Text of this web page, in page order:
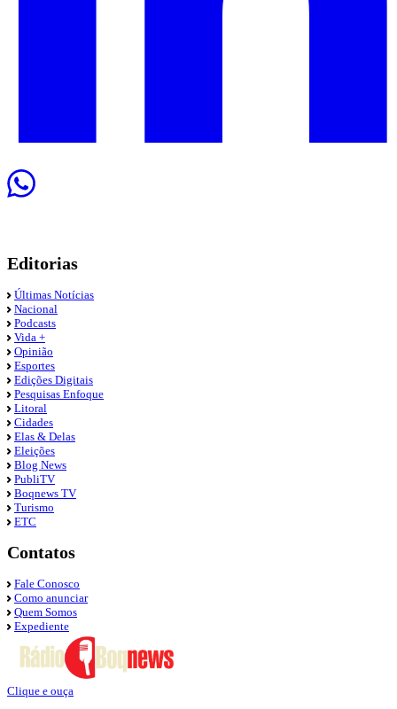
Editorias
Últimas Notícias
Nacional
Podcasts
Vida +
Opinião
Esportes
Edições Digitais
Pesquisas Enfoque
Litoral
Cidades
Elas & Delas
Eleições
Blog News
PubliTV
Boqnews TV
Turismo
ETC
Contatos
Fale Conosco
Como anunciar
Quem Somos
Expediente
Clique e ouça